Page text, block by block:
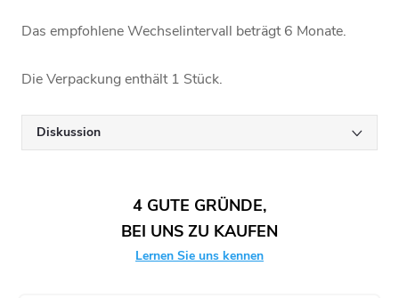
Das empfohlene Wechselintervall beträgt 6 Monate.
Die Verpackung enthält 1 Stück.
Diskussion
4 GUTE GRÜNDE,
BEI UNS ZU KAUFEN
Lernen Sie uns kennen